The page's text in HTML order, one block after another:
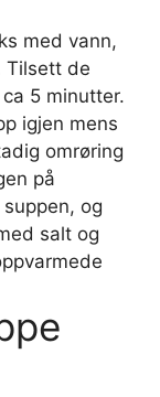
med vann,
Tilsett de
5 minutter.
igjen mens
omrøring
på
og
salt og